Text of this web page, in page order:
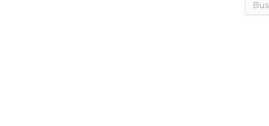
Buscar
por: